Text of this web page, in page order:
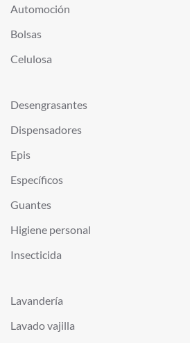
Automoción
Bolsas
Celulosa
Desengrasantes
Dispensadores
Epis
Específicos
Guantes
Higiene personal
Insecticida
Lavandería
Lavado vajilla